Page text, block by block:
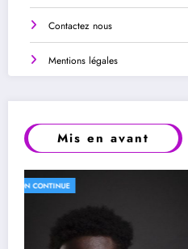
Contactez nous
Mentions légales
Mis en avant
FORMATION CONTINUE